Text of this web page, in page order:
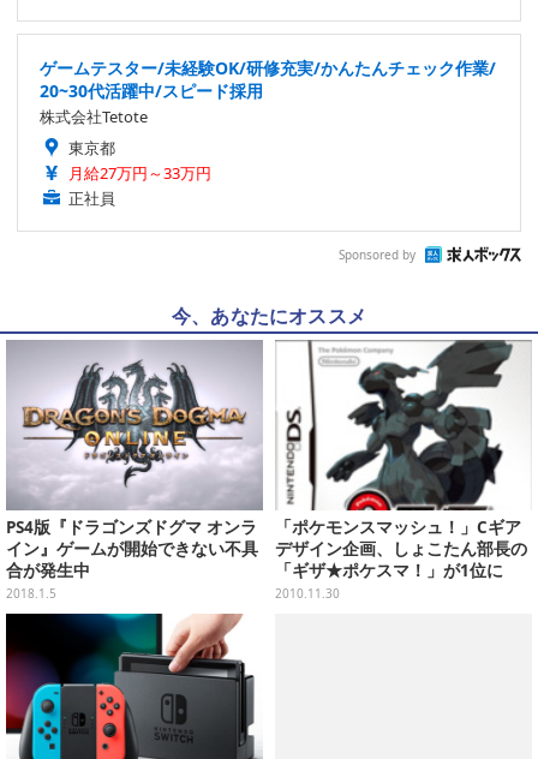
ゲームテスター/未経験OK/研修充実/かんたんチェック作業/
20~30代活躍中/スピード採用
株式会社Tetote
東京都
月給27万円～33万円
正社員
Sponsored by
今、あなたにオススメ
PS4版『ドラゴンズドグマ オンラ
イン』ゲームが開始できない不具
合が発生中
2018.1.5
「ポケモンスマッシュ！」Cギア
デザイン企画、しょこたん部長の
「ギザ★ポケスマ！」が1位に
2010.11.30